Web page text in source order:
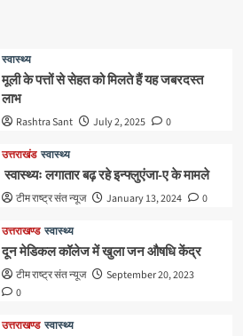
स्वास्थ्य
मूली के पत्तों से सेहत को मिलते हैं यह जबरदस्त
लाभ
Rashtra Sant July 2, 2025 0
उत्तराखंड स्वास्थ्य
स्वास्थ्यः लगातार बढ़ रहे इन्फ्लुएंजा-ए के मामले
टीम राष्ट्र संत न्यूज January 13, 2024 0
उत्तराखण्ड स्वास्थ्य
दून मेडिकल कॉलेज में खुला जन औषधि केंद्र
टीम राष्ट्र संत न्यूज
September 20, 2023
0
उत्तराखण्ड स्वास्थ्य